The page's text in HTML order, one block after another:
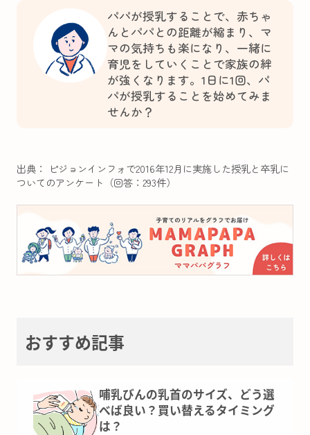
パパが授乳することで、赤ちゃ
んとパパとの距離が縮まり、マ
マの気持ちも楽になり、一緒に
育児をしていくことで家族の絆
が強くなります。1日に1回、パ
パが授乳することを始めてみま
せんか？
出典： ピジョンインフォで2016年12月に実施した授乳と卒乳に
ついてのアンケート（回答：293件）
おすすめ記事
哺乳びんの乳首のサイズ、どう選
べば良い？買い替えるタイミング
は？